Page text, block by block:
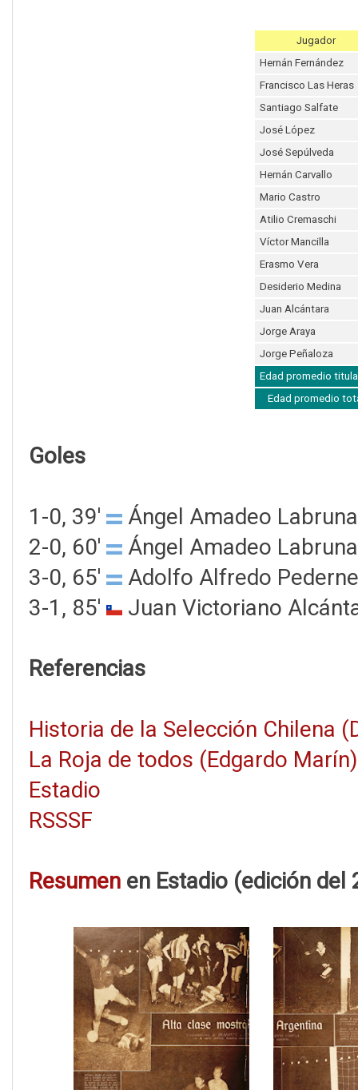
Jugador
Hernán Fernández
Francisco Las Heras
Santiago Salfate
José López
José Sepúlveda
Hernán Carvallo
Mario Castro
Atilio Cremaschi
Víctor Mancilla
Erasmo Vera
Desiderio Medina
Juan Alcántara
Jorge Araya
Jorge Peñaloza
Edad promedio
Edad promedio
Goles
1-0, 39'
Ángel Amadeo Labruna
2-0, 60'
Ángel Amadeo Labruna
3-0, 65'
Adolfo Alfredo
3-1, 85'
Juan Victoriano
Referencias
Historia de la Selección Chilena
La Roja de todos (Edgardo Marín)
Estadio
RSSSF
Resumen en Estadio (edición